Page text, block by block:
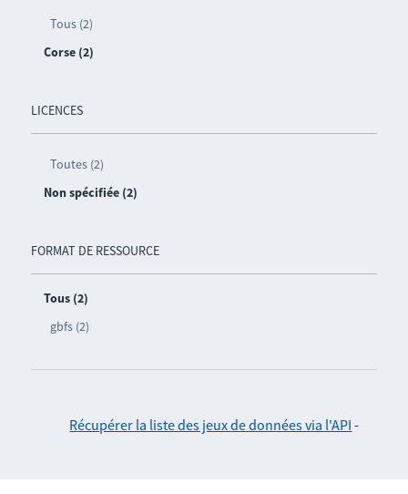
Tous (2)
Corse (2)
LICENCES
Toutes (2)
Non spécifiée (2)
FORMAT DE RESSOURCE
Tous (2)
gbfs (2)
Récupérer la liste des jeux de données via l'API -